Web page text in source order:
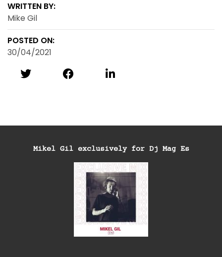
WRITTEN BY:
Mike Gil
POSTED ON:
30/04/2021
Mikel Gil exclusively for Dj Mag Es